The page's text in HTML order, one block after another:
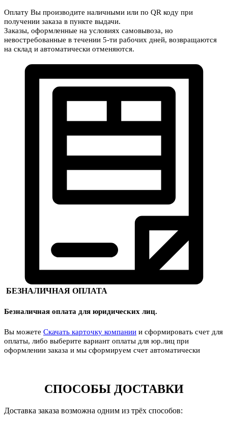
Оплату Вы производите наличными или по QR коду при
получении заказа в пункте выдачи.
Заказы, оформленные на условиях самовывоза, но
невостребованные в течении 5-ти рабочих дней, возвращаются
на склад и автоматически отменяются.
БЕЗНАЛИЧНАЯ ОПЛАТА
Безналичная оплата для юридических лиц.
Вы можете Скачать карточку компании и сформировать счет для
оплаты, либо выберите вариант оплаты для юр.лиц при
оформлении заказа и мы сформируем счет автоматически
СПОСОБЫ ДОСТАВКИ
Доставка заказа возможна одним из трёх способов: